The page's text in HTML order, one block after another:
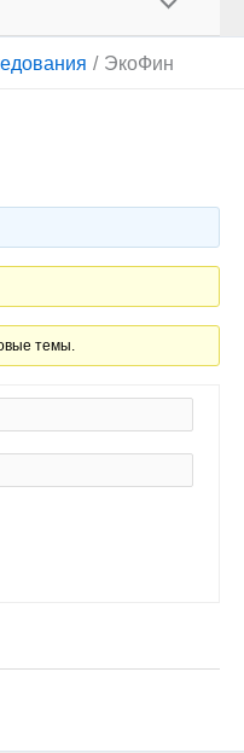
ЭкоФин
темы.